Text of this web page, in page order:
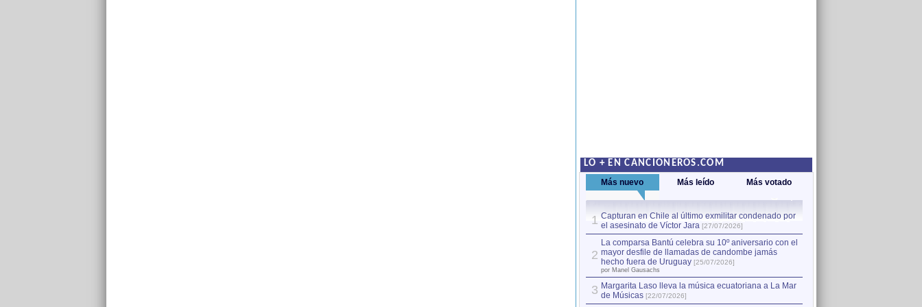
LO + EN CANCIONEROS.COM
Más nuevo Más leído Más votado
1 Capturan en Chile al último exmilitar condenado por
el asesinato de Víctor Jara [27/07/2026]
2
La comparsa Bantú celebra su 10º aniversario con el
mayor desfile de llamadas de candombe jamás
hecho fuera de Uruguay [25/07/2026]
por Manel Gausachs
3 Margarita Laso lleva la música ecuatoriana a La Mar
de Músicas [22/07/2026]